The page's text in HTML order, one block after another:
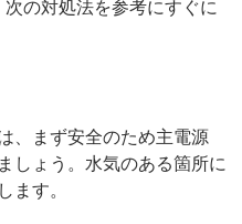
の対処法を参考にすぐに
、まず安全のため主電源
しょう。水気のある箇所に
ます。